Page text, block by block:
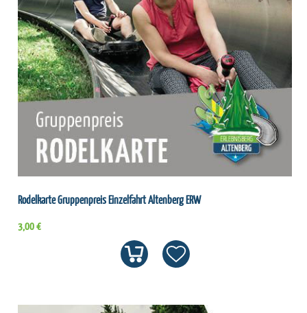
Rodelkarte Gruppenpreis Einzelfahrt Altenberg ERW
3,00 €